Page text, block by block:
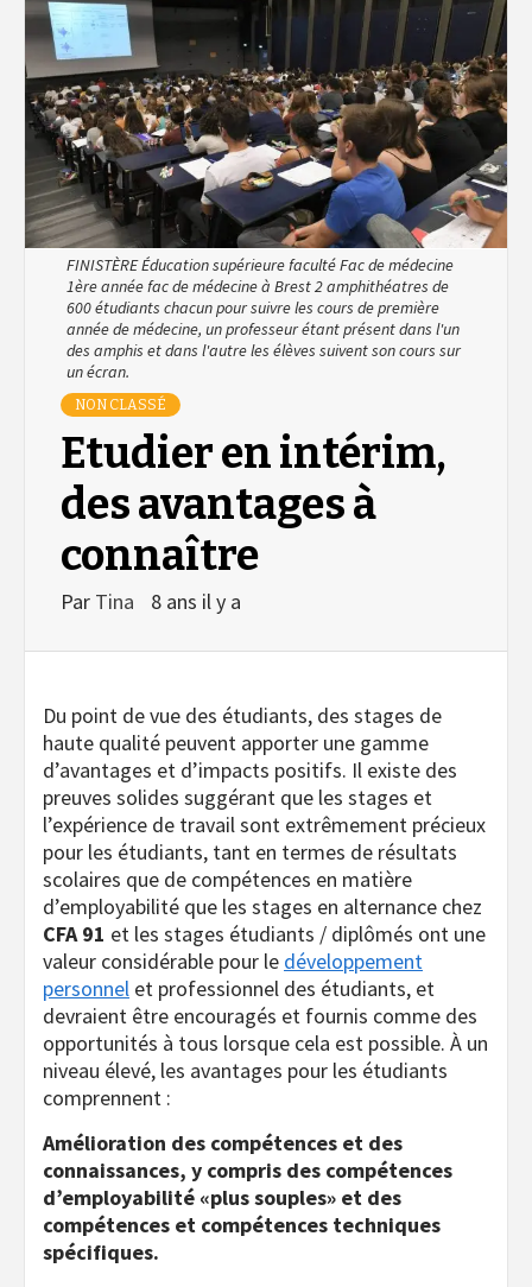
FINISTÈRE Éducation supérieure faculté Fac de médecine
1ère année fac de médecine à Brest 2 amphithéatres de
600 étudiants chacun pour suivre les cours de première
année de médecine, un professeur étant présent dans l'un
des amphis et dans l'autre les élèves suivent son cours sur
un écran.
NON CLASSÉ
Etudier en intérim,
des avantages à
connaître
Par Tina 8 ans il y a
Du point de vue des étudiants, des stages de
haute qualité peuvent apporter une gamme
d’avantages et d’impacts positifs. Il existe des
preuves solides suggérant que les stages et
l’expérience de travail sont extrêmement précieux
pour les étudiants, tant en termes de résultats
scolaires que de compétences en matière
d’employabilité que les stages en alternance chez
CFA 91 et les stages étudiants / diplômés ont une
valeur considérable pour le développement
personnel et professionnel des étudiants, et
devraient être encouragés et fournis comme des
opportunités à tous lorsque cela est possible. À un
niveau élevé, les avantages pour les étudiants
comprennent :
Amélioration des compétences et des
connaissances, y compris des compétences
d’employabilité «plus souples» et des
compétences et compétences techniques
spécifiques.